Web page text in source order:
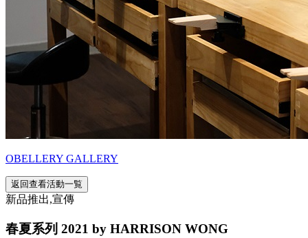
OBELLERY GALLERY
返回查看活動一覧
新品推出,宣傳
春夏系列 2021 by HARRISON WONG